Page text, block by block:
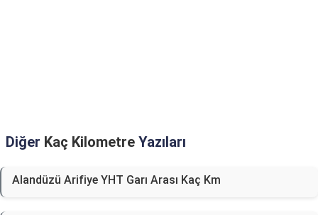
Diğer Kaç Kilometre Yazıları
Alandüzü Arifiye YHT Garı Arası Kaç Km